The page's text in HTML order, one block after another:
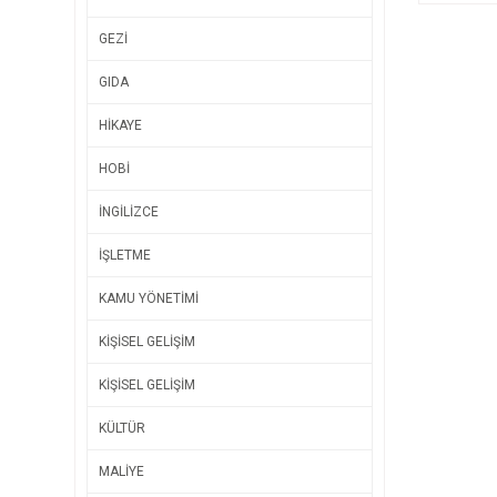
GEZİ
GIDA
HİKAYE
HOBİ
İNGİLİZCE
İŞLETME
KAMU YÖNETİMİ
KİŞİSEL GELİŞİM
KİŞİSEL GELİŞİM
KÜLTÜR
MALİYE